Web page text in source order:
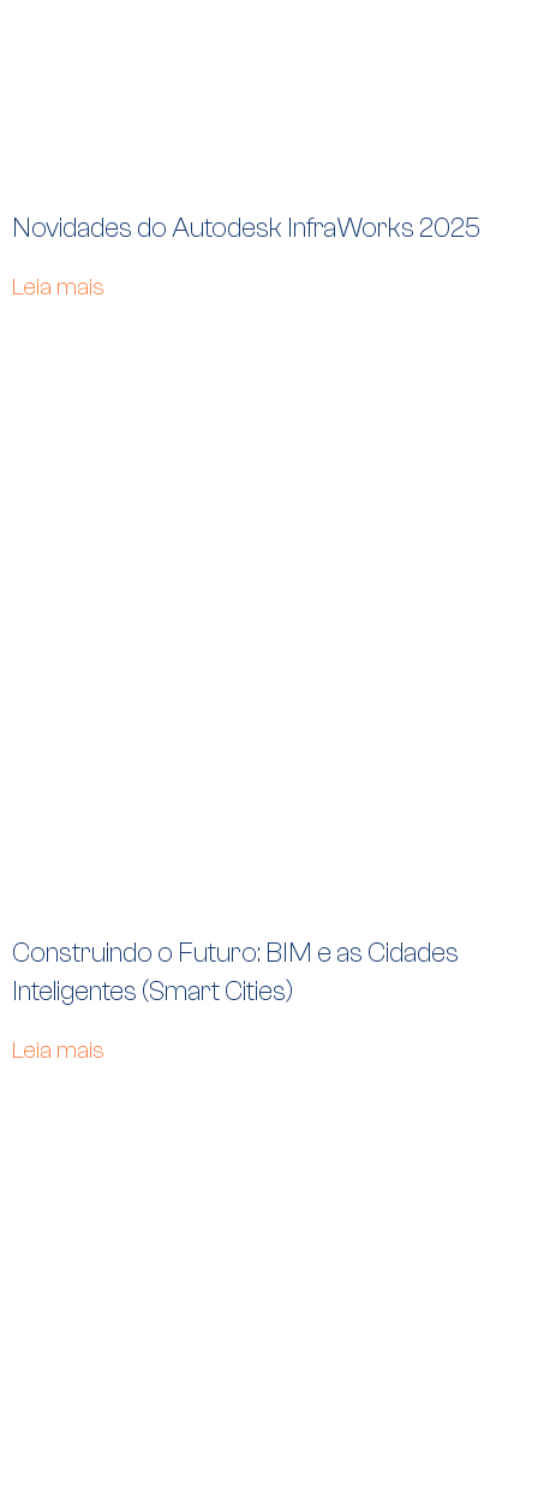
Novidades do Autodesk InfraWorks 2025
Leia mais
Construindo o Futuro: BIM e as Cidades
Inteligentes (Smart Cities)
Leia mais